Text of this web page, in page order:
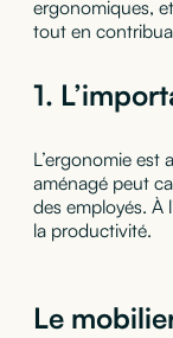
ergonomiques,
tout en
1.
L’ergonomie
aménagé peut
des employés.
la productivité.
Le